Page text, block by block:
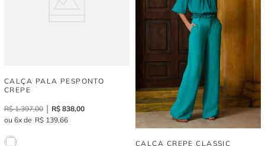
CALÇA PALA PESPONTO
CREPE
R$ 1.397,00 R$ 838,00
6
R$ 139,66
CALÇA CREPE CLASSIC